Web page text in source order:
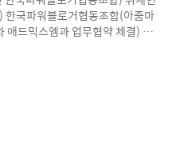
한국파워블로거협동조합(아줌마
애드믹스엠과 업무협약 체결) 호
, 예술, 역사, 인물, 공연, 기업 등